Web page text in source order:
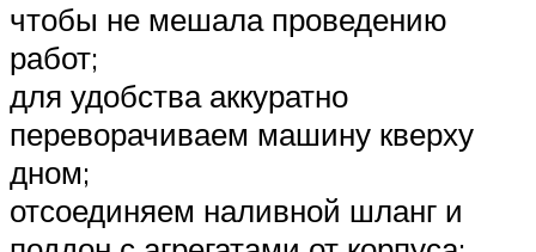
чтобы не мешала проведению
работ;
для удобства аккуратно
переворачиваем машину кверху
дном;
отсоединяем наливной шланг и